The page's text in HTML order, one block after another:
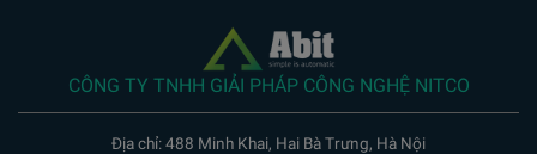
CÔNG TY TNHH GIẢI PHÁP CÔNG NGHỆ NITCO
Địa chỉ: 488 Minh Khai, Hai Bà Trưng, Hà Nội